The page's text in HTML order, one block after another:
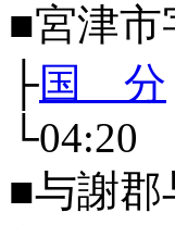
■宮津市
├国 分
■与謝郡